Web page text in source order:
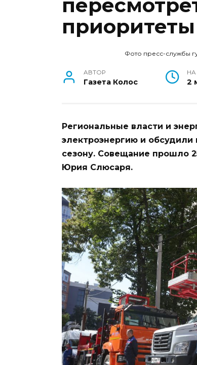
Фото пресс-службы
АВТОР
Газета Колос
НА
2
Региональные власти и
электроэнергию и
сезону. Совещание прошло
Юрия Слюсаря.